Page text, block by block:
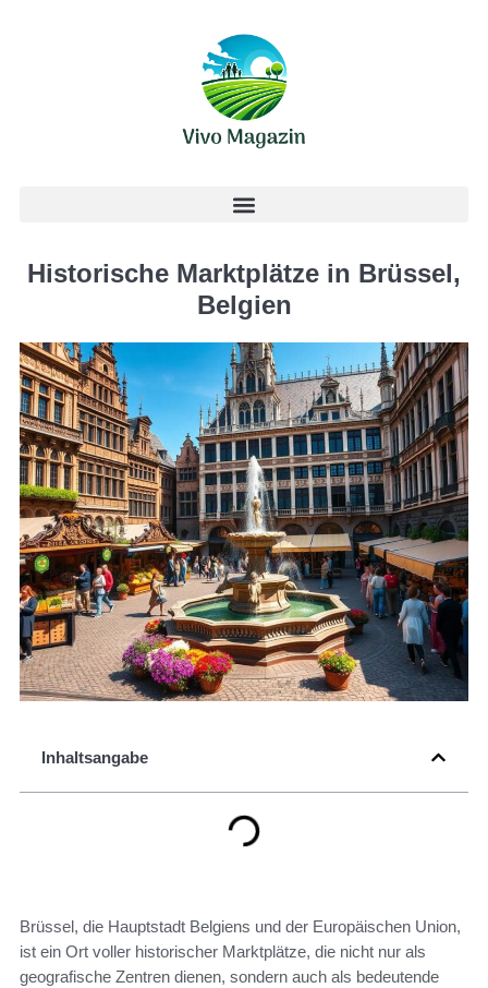
Historische Marktplätze in Brüssel,
Belgien
Inhaltsangabe
Brüssel, die Hauptstadt Belgiens und der Europäischen Union,
ist ein Ort voller historischer Marktplätze, die nicht nur als
geografische Zentren dienen, sondern auch als bedeutende